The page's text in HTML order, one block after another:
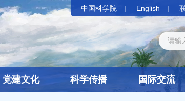
中国科学院 English
党建文化 科学传播 国际交流